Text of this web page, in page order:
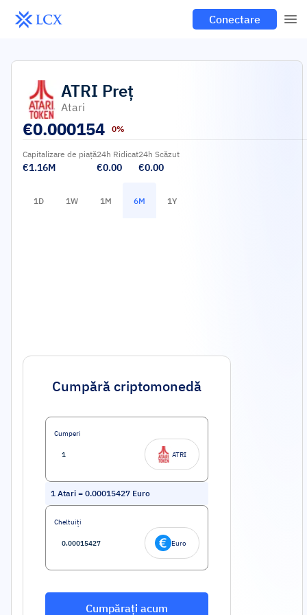
Conectare
ATRI Preț
Atari
€0.000154 0%
Capitalizare de piață
€1.16M
24h Ridicat
€0.00
24h Scăzut
€0.00
1D 1W 1M 6M 1Y
Cumpără criptomonedă
Cumperi
ATRI
1 Atari = 0.00015427 Euro
Cheltuiți
Euro
Cumpărați acum